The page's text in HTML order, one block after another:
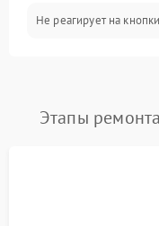
Не реагирует на кнопки
Этапы